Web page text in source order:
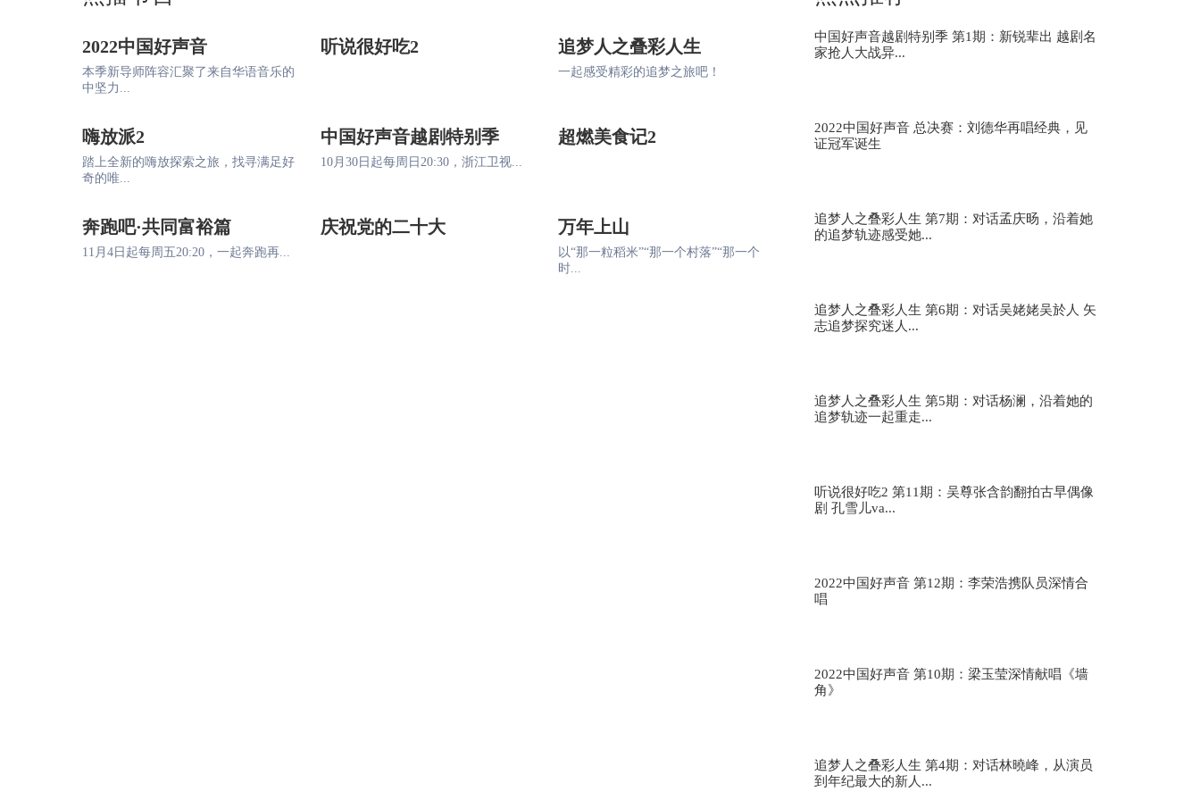
胡海泉许飞《小白船》 天赐的声音2第3期
周传雄颜人中《我难过》 天赐的声音2第3期
2022中国好声音
本季新导师阵容汇聚了来自华语音乐的
中坚力...
听说很好吃2 追梦人之叠彩人生
一起感受精彩的追梦之旅吧！
嗨放派2
踏上全新的嗨放探索之旅，找寻满足好
奇的唯...
中国好声音越剧特别季
10月30日起每周日20:30，浙江卫视...
超燃美食记2
奔跑吧·共同富裕篇
11月4日起每周五20:20，一起奔跑再...
庆祝党的二十大 万年上山
以“那一粒稻米”“那一个村落”“那一个
时...
中国好声音越剧特别季 第1期：新锐辈出 越剧名
家抢人大战异...
2022中国好声音 总决赛：刘德华再唱经典，见
证冠军诞生
追梦人之叠彩人生 第7期：对话孟庆旸，沿着她
的追梦轨迹感受她...
追梦人之叠彩人生 第6期：对话吴姥姥吴於人 矢
志追梦探究迷人...
追梦人之叠彩人生 第5期：对话杨澜，沿着她的
追梦轨迹一起重走...
听说很好吃2 第11期：吴尊张含韵翻拍古早偶像
剧 孔雪儿va...
2022中国好声音 第12期：李荣浩携队员深情合
唱
2022中国好声音 第10期：梁玉莹深情献唱《墙
角》
追梦人之叠彩人生 第4期：对话林曉峰，从演员
到年纪最大的新人...